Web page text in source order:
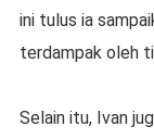
ini tulus ia
terdampak oleh
Selain itu, Ivan